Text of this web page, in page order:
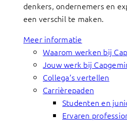
denkers, ondernemers en
een verschil te maken.
Meer informatie
Waarom werken bij
Jouw werk bij
Collega’s vertellen
Carrièrepaden
Studenten en
Ervaren